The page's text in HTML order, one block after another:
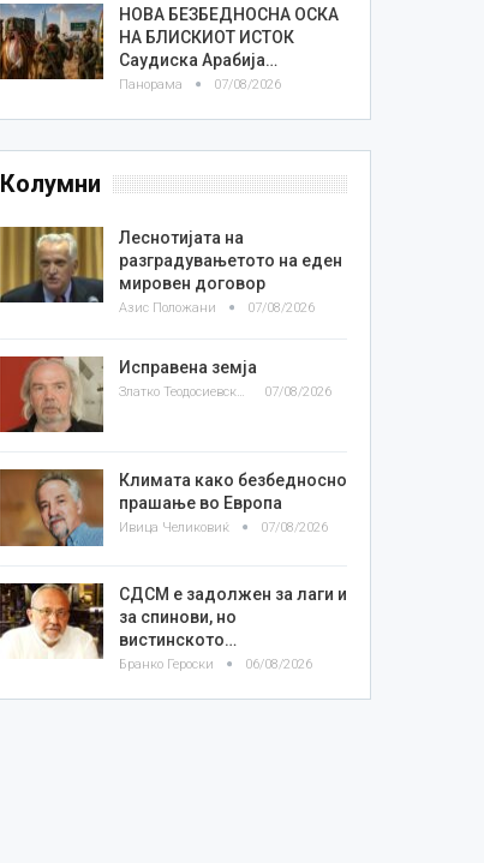
НОВА БЕЗБЕДНОСНА ОСКА
НА БЛИСКИОТ ИСТОК
Саудиска Арабија…
Панорама 07/08/2026
Колумни
Леснотијата на
разградувањетото на еден
мировен договор
Азис Положани 07/08/2026
Исправена земја
Златко Теодосиевски 07/08/2026
Климата како безбедносно
прашање во Европа
Ивица Челиковиќ 07/08/2026
СДСМ е задолжен за лаги и
за спинови, но
вистинското…
Бранко Героски 06/08/2026